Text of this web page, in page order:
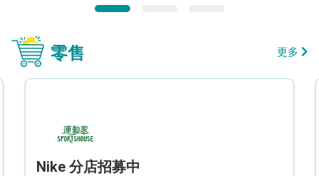
零售 更多
Nike 分店招募中